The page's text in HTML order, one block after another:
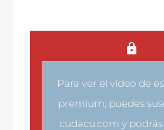
Para ver el vídeo de
premium, puedes
cudacu.com y